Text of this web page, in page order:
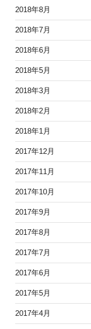
2018年8月
2018年7月
2018年6月
2018年5月
2018年3月
2018年2月
2018年1月
2017年12月
2017年11月
2017年10月
2017年9月
2017年8月
2017年7月
2017年6月
2017年5月
2017年4月